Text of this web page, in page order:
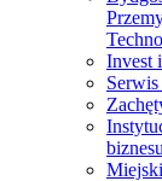
Invest
biznesu